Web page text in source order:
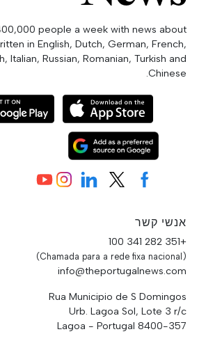
people a week with news about
in English, Dutch, German, French,
Italian, Russian, Romanian, Turkish and
Chinese.
אנשי קשר
+351 282 341 100
(Chamada para a rede fixa nacional)
info@theportugalnews.com
Rua Municipio de S Domingos
Urb. Lagoa Sol, Lote 3 r/c
8400-357 Lagoa - Portugal